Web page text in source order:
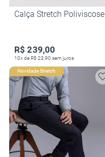
Calça Stretch Poliviscose
R$ 239,00
10x de R$ 23,90 sem juros
Novidade Stretch